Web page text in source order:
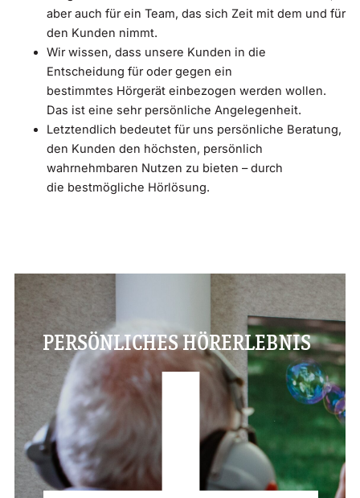
aber auch für ein Team, das sich Zeit mit dem und für
den Kunden nimmt.
Wir wissen, dass unsere Kunden in die
Entscheidung für oder gegen ein
bestimmtes Hörgerät einbezogen werden wollen.
Das ist eine sehr persönliche Angelegenheit.
Letztendlich bedeutet für uns persönliche Beratung,
den Kunden den höchsten, persönlich
wahrnehmbaren Nutzen zu bieten – durch
die bestmögliche Hörlösung.
PERSÖNLICHES HÖRERLEBNIS